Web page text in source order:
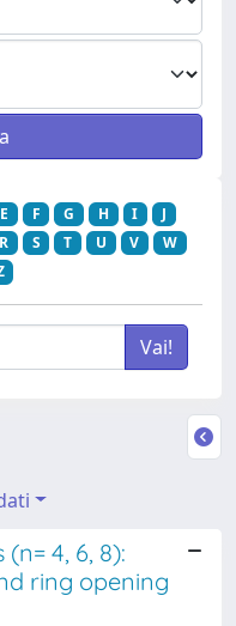
E F G H I
J
R S T U V
W
4, 6, 8):
ring opening